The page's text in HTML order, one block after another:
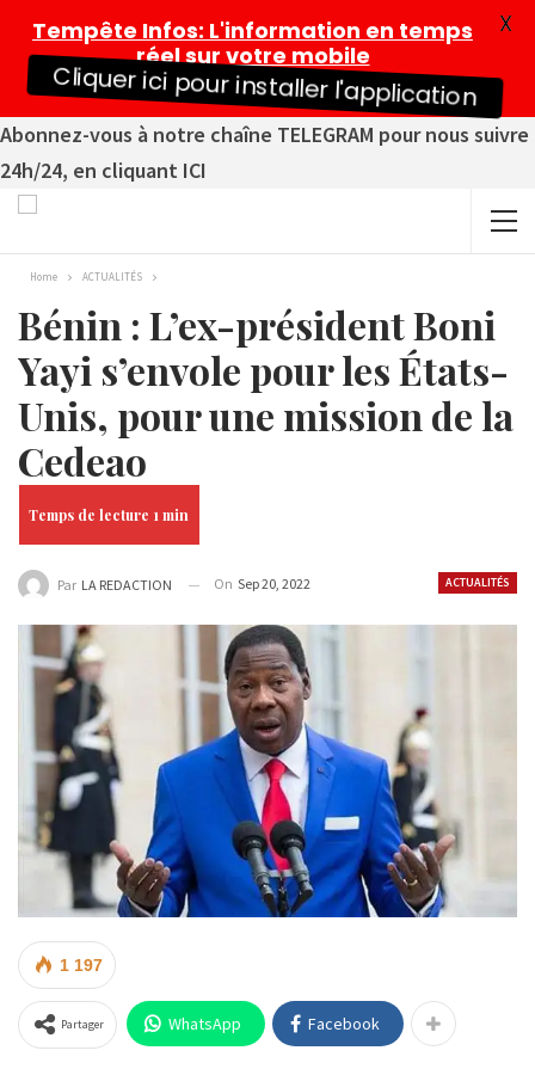
Abonnez-vous à notre chaîne TELEGRAM pour nous suivre
24h/24, en cliquant ICI
Home ACTUALITÉS
Bénin : L’ex-président Boni
Yayi s’envole pour les États-
Unis, pour une mission de la
Cedeao
ACTUALITÉS
Par LA REDACTION On Sep 20, 2022
1 197
Partager WhatsApp Facebook
Tempête Infos: L'information en temps
réel sur votre mobile
Cliquer ici pour installer l'application
X